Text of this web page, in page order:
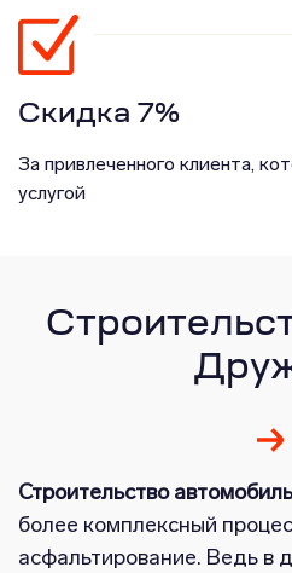
Скидка 7%
За привлеченного клиента,
услугой
Строительство
более комплексный
асфальтирование. Ведь в